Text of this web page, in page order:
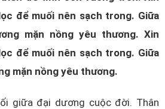
để muối nên sạch trong. Giữa
mặn nồng yêu thương. Xin
để muối nên sạch trong. Giữa
mặn nồng yêu thương.
giữa đại dương cuộc đời. Thân